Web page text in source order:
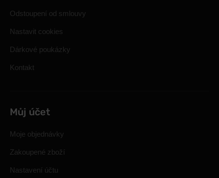
Odstoupení od smlouvy
Nastavit cookies
Dárkové poukázky
Kontakt
Můj účet
Moje objednávky
Zakoupené zboží
Nastavení účtu